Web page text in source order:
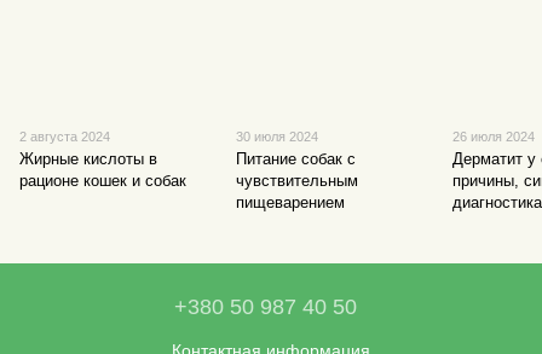
2 августа 2024
Жирные кислоты в
рационе кошек и собак
30 июля 2024
Питание собак с
чувствительным
пищеварением
26 июля 2024
Дерматит у
причины,
+380 50 987 40 50
Контактная информация